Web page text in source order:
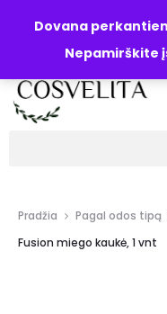
Dovana
Nepamirškite
UŽKLAUSA
Pradžia Pagal odos tipą
Fusion miego kaukė, 1 vnt